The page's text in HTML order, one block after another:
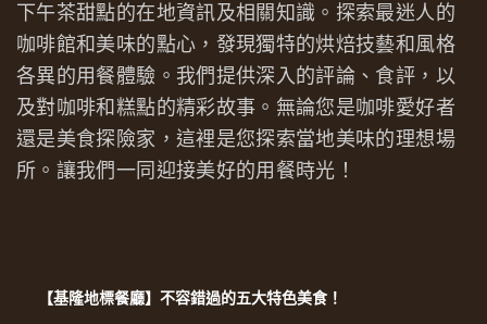
下午茶甜點的在地資訊及相關知識。探索最迷人的
咖啡館和美味的點心，發現獨特的烘焙技藝和風格
各異的用餐體驗。我們提供深入的評論、食評，以
及對咖啡和糕點的精彩故事。無論您是咖啡愛好者
還是美食探險家，這裡是您探索當地美味的理想場
所。讓我們一同迎接美好的用餐時光！
【基隆地標餐廳】不容錯過的五大特色美食！